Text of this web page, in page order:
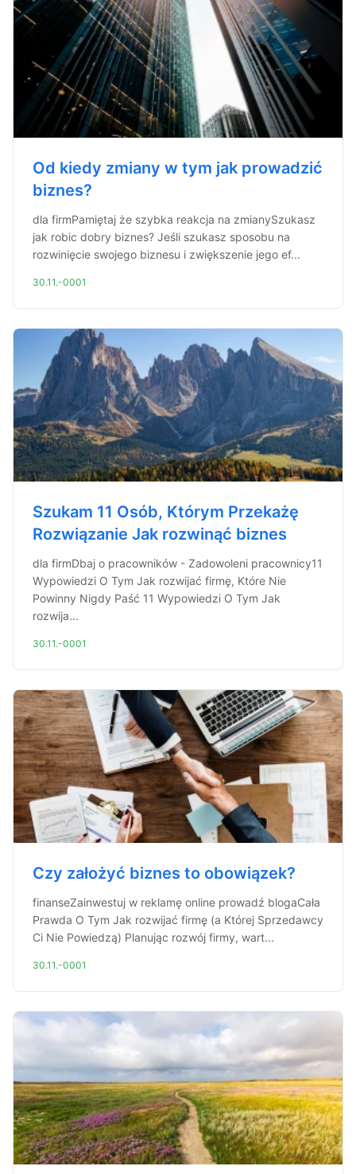
Od kiedy zmiany w tym jak prowadzić
biznes?
dla firmPamiętaj że szybka reakcja na zmianySzukasz
jak robic dobry biznes? Jeśli szukasz sposobu na
rozwinięcie swojego biznesu i zwiększenie jego ef...
30.11.-0001
Szukam 11 Osób, Którym Przekażę
Rozwiązanie Jak rozwinąć biznes
dla firmDbaj o pracowników - Zadowoleni pracownicy11
Wypowiedzi O Tym Jak rozwijać firmę, Które Nie
Powinny Nigdy Paść 11 Wypowiedzi O Tym Jak
rozwija...
30.11.-0001
Czy założyć biznes to obowiązek?
finanseZainwestuj w reklamę online prowadź blogaCała
Prawda O Tym Jak rozwijać firmę (a Której Sprzedawcy
Ci Nie Powiedzą) Planując rozwój firmy, wart...
30.11.-0001